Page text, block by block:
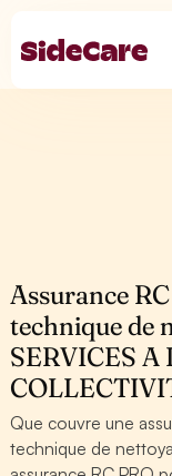
Assurance
technique de
SERVICES A
Que couvre une
technique de